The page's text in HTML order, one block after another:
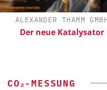
ALEXANDER THAMM GMBH
Der neue Katalysator
CO₂-MESSUNG